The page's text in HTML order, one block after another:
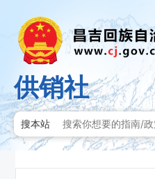
供销社
搜本站